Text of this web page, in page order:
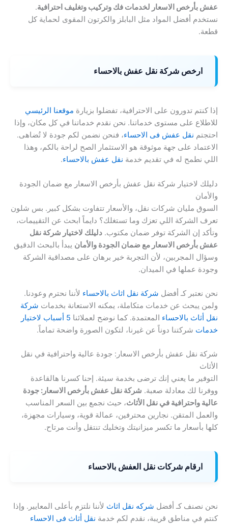
عفش بأرخص الاسعار لخدمات فك وتركيب وتغليف احترافية.
نستخدم أفضل المواد مثل البابلز والكرتون المقوى لحماية كل
قطعة.
ارخص شركة نقل عفش بالاحساء
إذا كنتم تدورون على الاحترافية، تفضلوا بزيارة موقعنا الرئيسي
للاطلاع على مستوى خدماتنا. نحن نقدم خدماتنا في كل مكان، وإذا
احتجتم نقل عفش فى الاحساء، فنحن نضمن لكم جودة لا تُضاهى.
الاعتماد على جهة موثوقة هو الاستثمار الصح لراحة بالكم، وهذا
اللي نطمح له في تقديم خدمة نقل عفش بالاحساء.
دليلك لاختيار شركة نقل عفش بأرخص الاسعار مع ضمان الجودة
والأمان
السوق مليان شركات نقل، والأسعار تتفاوت بشكل كبير. بس شلون
تعرف الشركة اللي تعزك وما تستغلك؟ دايماً ابحث عن التقييمات،
وتأكد إن الشركة توفر ضمان مكتوب. دليلك لاختيار شركة نقل
عفش بأرخص الاسعار مع ضمان الجودة والأمان يبدأ بالبحث الدقيق
وسؤال المجربين، لأن التجربة خير برهان على مصداقية الشركة
وجودة عملها في الميدان.
نحن نعتبر كـ أفضل شركة نقل اثاث بالاحساء لأننا نحترم وعودنا.
ولمن يبحث عن خدمات متكاملة، يمكنه الاستعانة بخدمات شركة
نقل أثاث بالاحساء المعتمدة. كما نوضح لعملائنا
5 أسباب لاختيار
خدمات شركتنا دوناً عن غيرنا، لتكون الصورة واضحة تماماً.
شركة نقل عفش بأرخص الاسعار: جودة عالية واحترافية في نقل
الأثاث
التوفير ما يعني إنك ترضى بخدمة سيئة. إحنا كسرنا هالقاعدة
ووفرنا لك معادلة صعبة. شركة نقل عفش بأرخص الاسعار: جودة
عالية واحترافية في نقل الأثاث، حيث نجمع بين السعر المناسب
والعمل المتقن. نجارين محترفين، عمالة قوية، وسيارات مجهزة،
كلها بأسعار ما تكسر ميزانيتك وتخليك تنتقل وأنت مرتاح.
ارقام شركات نقل العفش بالاحساء
نحن نصنف كـ أفضل شركه نقل اثاث لأننا نلتزم بأعلى المعايير. وإذا
كنتم في مناطق قريبة، نقدم لكم خدمة نقل أثاث فى الاحساء